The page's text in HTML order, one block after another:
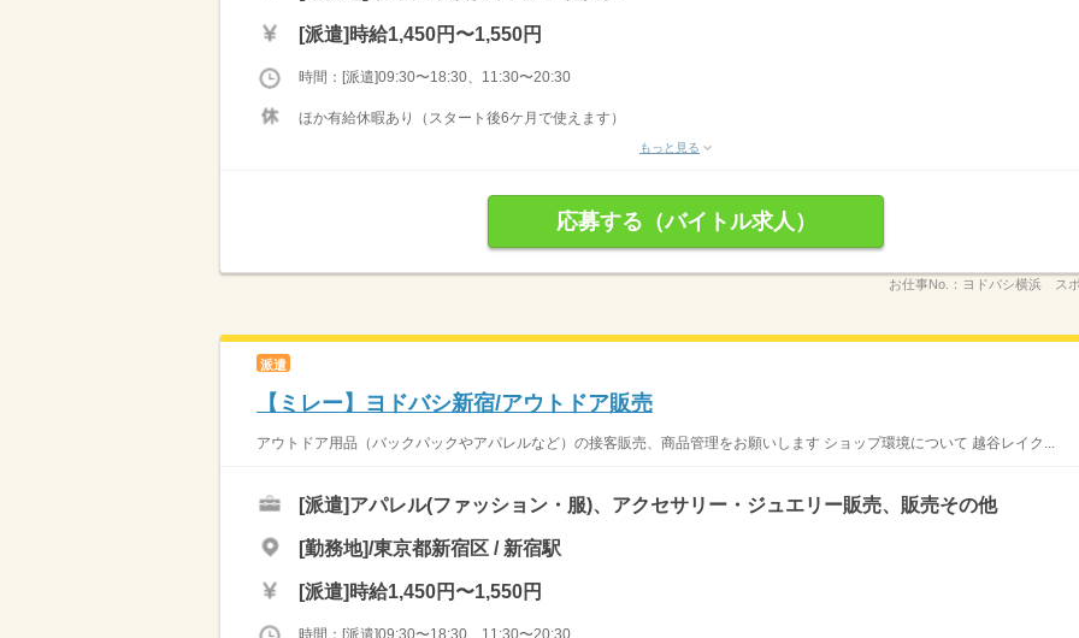
[派遣] 時給1,450円〜1,550円
時間：[派遣]09:30〜18:30、11:30〜20:30
ほか有給休暇あり（スタート後6ケ月で使えます）
もっと見る
応募する（バイトル求人）
お仕事No.： ヨドバシ横浜 ス
派遣
【ミレー】ヨドバシ新宿/アウトドア販売
アウトドア用品（バックパックやアパレルなど）の接客販売、商品管理をお願いします ショップ環境について 越谷レイク...
[派遣]アパレル(ファッション・服)、アクセサリー・ジュエリー販売、販売その他
[勤務地]/東京都新宿区 / 新宿駅
[派遣] 時給1,450円〜1,550円
時間：[派遣]09:30〜18:30、11:30〜20:30